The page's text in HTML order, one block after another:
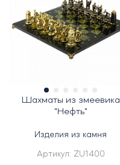
Шахматы из змеевика
"Нефть"
Изделия из камня
Артикул: ZU1400